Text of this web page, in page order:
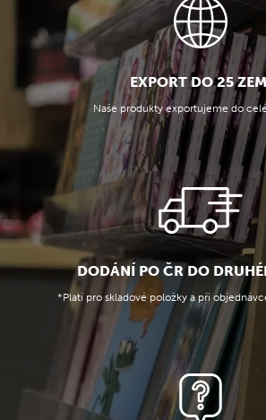
EXPORT DO 25
Naše produkty exportujeme do
DODÁNÍ PO ČR DO
*Platí pro skladové položky a při